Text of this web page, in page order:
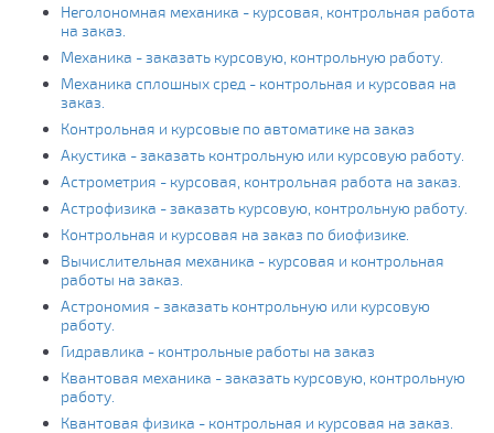
Неголономная механика - курсовая, контрольная работа
на заказ.
Механика - заказать курсовую, контрольную работу.
Механика сплошных сред - контрольная и курсовая на
заказ.
Контрольная и курсовые по автоматике на заказ
Акустика - заказать контрольную или курсовую работу.
Астрометрия - курсовая, контрольная работа на заказ.
Астрофизика - заказать курсовую, контрольную работу.
Контрольная и курсовая на заказ по биофизике.
Вычислительная механика - курсовая и контрольная
работы на заказ.
Астрономия - заказать контрольную или курсовую
работу.
Гидравлика - контрольные работы на заказ
Квантовая механика - заказать курсовую, контрольную
работу.
Квантовая физика - контрольная и курсовая на заказ.